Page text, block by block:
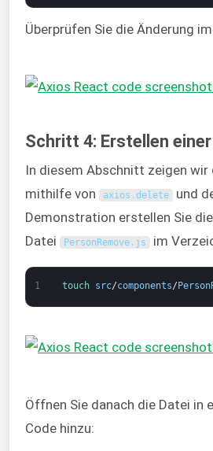
Überprüfen Sie die Änderung
Schritt 4: Erstellen
In diesem Abschnitt zeigen wir
mithilfe von
axios .delete und
Demonstration erstellen Sie
Datei PersonRemove. js im
1 touch src/components/
Öffnen Sie danach die Datei in
Code hinzu: